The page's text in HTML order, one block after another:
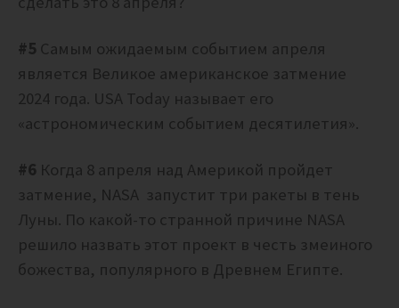
#5 Самым ожидаемым событием апреля
является Великое американское затмение
2024 года. USA Today называет его
«астрономическим событием десятилетия».
#6 Когда 8 апреля над Америкой пройдет
затмение, NASA запустит три ракеты в тень
Луны. По какой-то странной причине NASA
решило назвать этот проект в честь змеиного
божества, популярного в Древнем Египте.